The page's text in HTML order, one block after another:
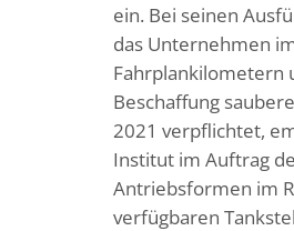
ein. Bei seinen
das Unternehmen
Fahrplankilometern
Beschaffung
2021 verpflichtet,
Institut im Auftrag
Antriebsformen im
verfügbaren